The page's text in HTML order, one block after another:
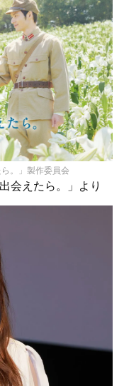
。」製作委員会
会えたら。」より